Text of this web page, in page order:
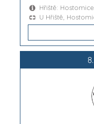
Hřiště: Hostomice
U Hřiště,